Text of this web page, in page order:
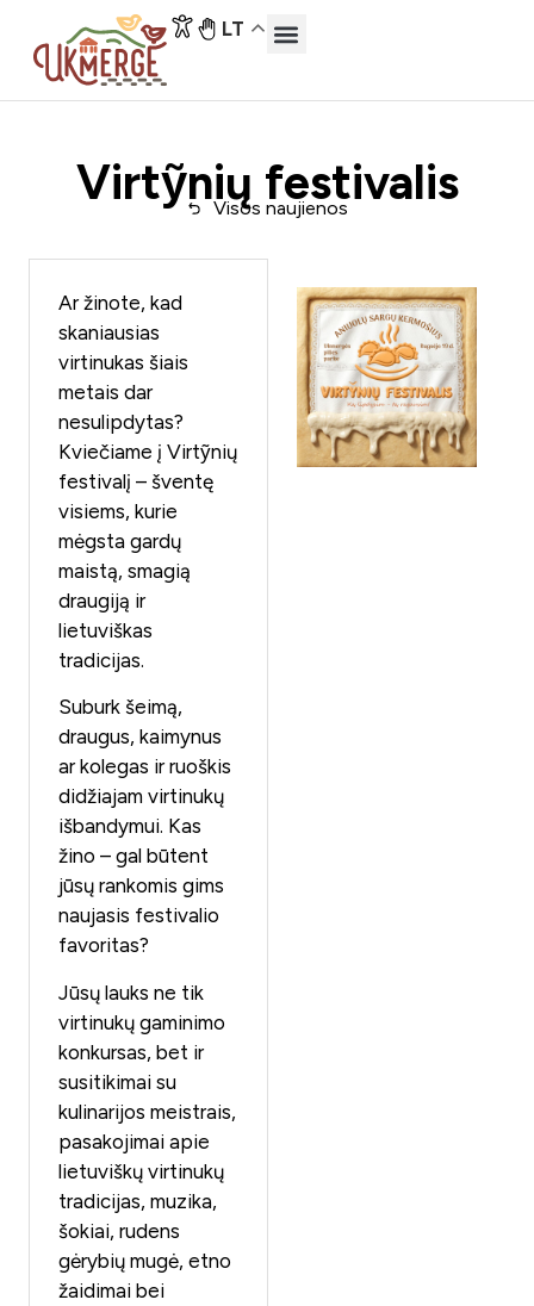
LT
Virtỹnių festivalis
Visos naujienos
Ar žinote, kad
skaniausias
virtinukas šiais
metais dar
nesulipdytas?
Kviečiame į Virtỹnių
festivalį – šventę
visiems, kurie
mėgsta gardų
maistą, smagią
draugiją ir
lietuviškas
tradicijas.
Suburk šeimą,
draugus, kaimynus
ar kolegas ir ruoškis
didžiajam virtinukų
išbandymui. Kas
žino – gal būtent
jūsų rankomis gims
naujasis festivalio
favoritas?
Jūsų lauks ne tik
virtinukų gaminimo
konkursas, bet ir
susitikimai su
kulinarijos meistrais,
pasakojimai apie
lietuviškų virtinukų
tradicijas, muzika,
šokiai, rudens
gėrybių mugė, etno
žaidimai bei